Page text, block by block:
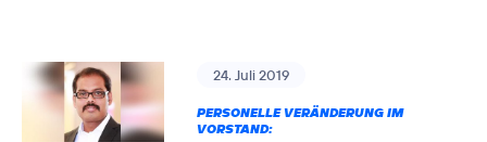
24. Juli 2019
PERSONELLE VERÄNDERUNG IM
VORSTAND: